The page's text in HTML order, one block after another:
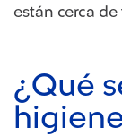
están cerca de
​¿Qué